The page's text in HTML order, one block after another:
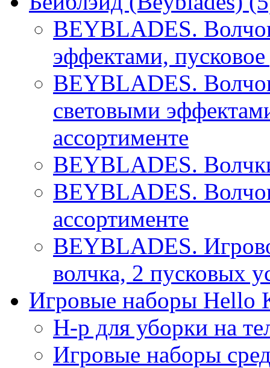
BEYBLADES.
эффектами,
BEYBLADES.
световыми
ассортименте
BEYBLADES.
BEYBLADES.
ассортименте
BEYBLADES.
волчка, 2 пусковых
Игровые наборы Hello
Н-р для уборки на
Игровые наборы